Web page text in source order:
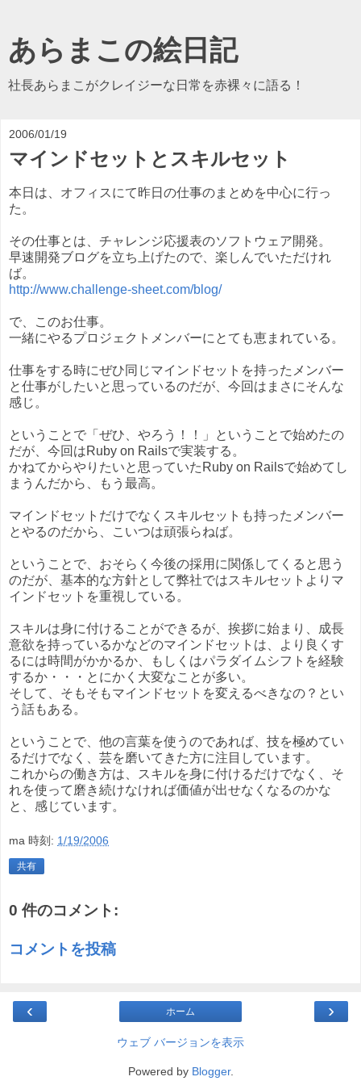
あらまこの絵日記
社長あらまこがクレイジーな日常を赤裸々に語る！
2006/01/19
マインドセットとスキルセット
本日は、オフィスにて昨日の仕事のまとめを中心に行っ
た。
その仕事とは、チャレンジ応援表のソフトウェア開発。
早速開発ブログを立ち上げたので、楽しんでいただけれ
ば。
http://www.challenge-sheet.com/blog/
で、このお仕事。
一緒にやるプロジェクトメンバーにとても恵まれている。
仕事をする時にぜひ同じマインドセットを持ったメンバー
と仕事がしたいと思っているのだが、今回はまさにそんな
感じ。
ということで「ぜひ、やろう！！」ということで始めたの
だが、今回はRuby on Railsで実装する。
かねてからやりたいと思っていたRuby on Railsで始めてし
まうんだから、もう最高。
マインドセットだけでなくスキルセットも持ったメンバー
とやるのだから、こいつは頑張らねば。
ということで、おそらく今後の採用に関係してくると思う
のだが、基本的な方針として弊社ではスキルセットよりマ
インドセットを重視している。
スキルは身に付けることができるが、挨拶に始まり、成長
意欲を持っているかなどのマインドセットは、より良くす
るには時間がかかるか、もしくはパラダイムシフトを経験
するか・・・とにかく大変なことが多い。
そして、そもそもマインドセットを変えるべきなの？とい
う話もある。
ということで、他の言葉を使うのであれば、技を極めてい
るだけでなく、芸を磨いてきた方に注目しています。
これからの働き方は、スキルを身に付けるだけでなく、そ
れを使って磨き続けなければ価値が出せなくなるのかな
と、感じています。
ma 時刻: 1/19/2006
共有
0 件のコメント:
コメントを投稿
‹ ›
ホーム
ウェブ バージョンを表示
Powered by Blogger.